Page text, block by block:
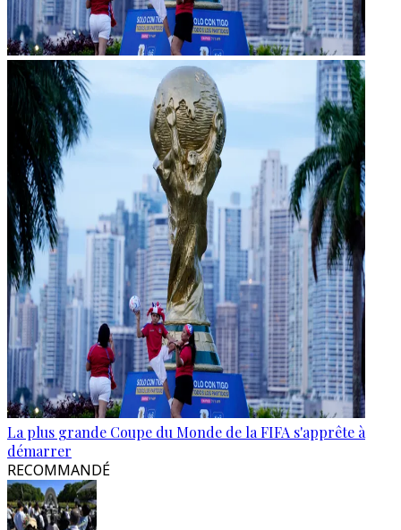
La plus grande Coupe du Monde de la FIFA s'apprête à
démarrer
RECOMMANDÉ